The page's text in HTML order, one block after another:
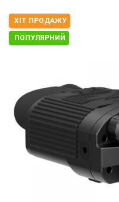
ХІТ ПРОДАЖУ
ПОПУЛЯРНИЙ